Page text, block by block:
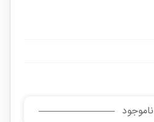
ناموجود